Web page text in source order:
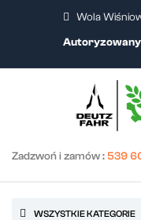
Wola
Zadzwoń i zamów :539
WSZYSTKIE KATEGORIE